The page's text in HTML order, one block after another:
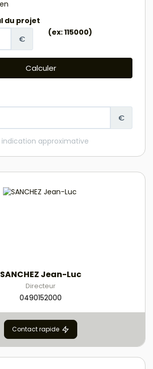
SANCHEZ Jean-Luc
Directeur
0490152000
Contact rapide